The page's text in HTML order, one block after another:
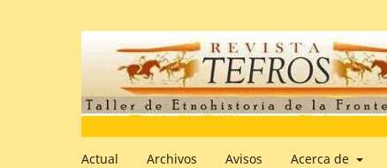
Actual Archivos Avisos Acerca de